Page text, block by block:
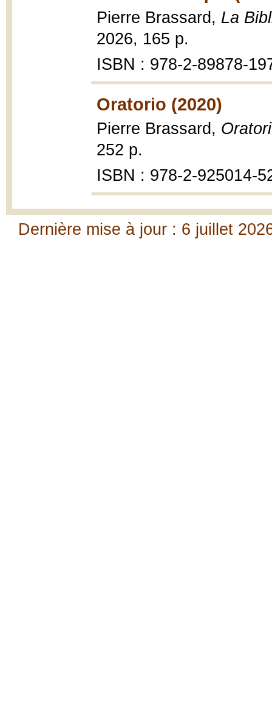
Pierre Brassard, La
2026, 165 p.
ISBN : 978-2-89878-
Oratorio (2020)
Pierre Brassard,
252 p.
ISBN : 978-2-925014-
Dernière mise à jour : 6 juillet